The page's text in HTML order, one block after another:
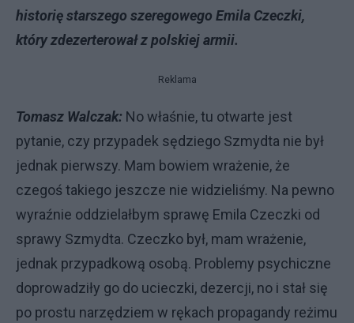
historię starszego szeregowego Emila Czeczki,
który zdezerterował z polskiej armii.
Reklama
Tomasz Walczak: No właśnie, tu otwarte jest
pytanie, czy przypadek sędziego Szmydta nie był
jednak pierwszy. Mam bowiem wrażenie, że
czegoś takiego jeszcze nie widzieliśmy. Na pewno
wyraźnie oddzielałbym sprawę Emila Czeczki od
sprawy Szmydta. Czeczko był, mam wrażenie,
jednak przypadkową osobą. Problemy psychiczne
doprowadziły go do ucieczki, dezercji, no i stał się
po prostu narzędziem w rękach propagandy reżimu